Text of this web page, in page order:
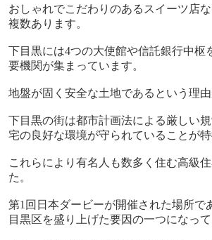
おしゃれでこだわりのあるスイーツ店
複数あります。
下目黒には4つの大使館や信託銀行中枢
要機関が集まっています。
地盤が固く安全な土地であるという理由
下目黒の街は都市計画法による厳しい
宅の良好な環境が守られていることが特
これらにより有名人も数多く住む高級
た。
第1 回日本ダービーが開催された場所で
目黒区を盛り上げた要因の一つになって